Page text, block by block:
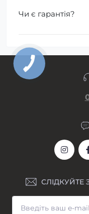
Чи є гарантія?